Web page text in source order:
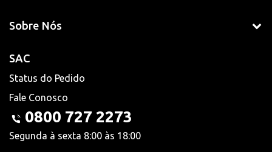
Sobre Nós
SAC
Status do Pedido
Fale Conosco
0800 727 2273
Segunda à sexta 8:00 às 18:00